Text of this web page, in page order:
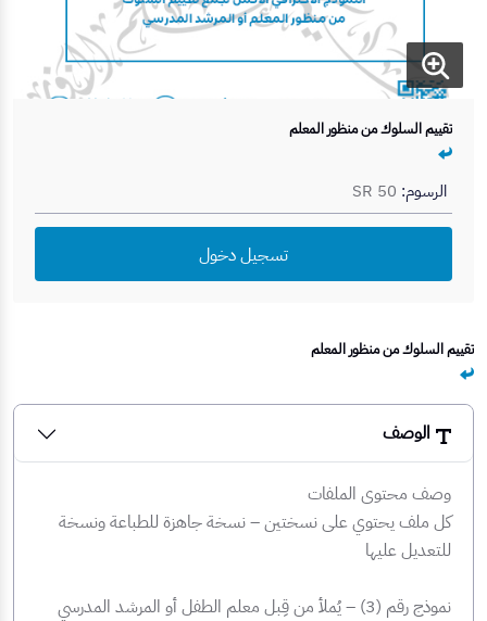
تقييم السلوك من منظور المعلم
الوصف
وصف محتوى الملفات
كل ملف يحتوي على نسختين – نسخة جاهزة للطباعة ونسخة
للتعديل عليها
‏نموذج رقم (3) – يُملأ من قِبل معلم الطفل أو المرشد المدرسي
تقييم السلوك من منظور المعلم
الرسوم:
تسجيل دخول